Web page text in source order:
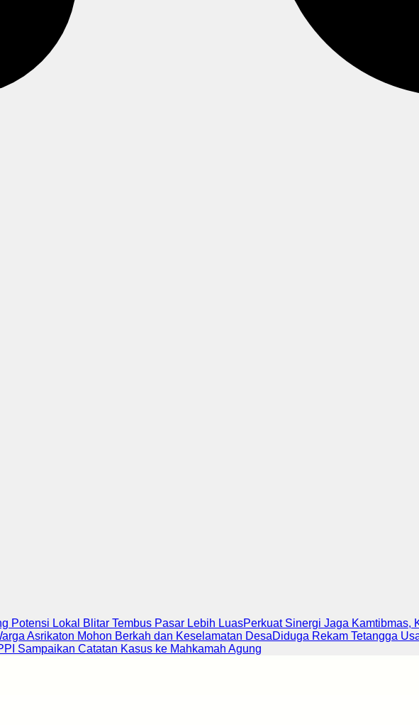
Potensi Lokal Blitar Tembus Pasar Lebih LuasPerkuat Sinergi Jaga Kamtibmas,
Asrikaton Mohon Berkah dan Keselamatan DesaDiduga Rekam Tetangga
Sampaikan Catatan Kasus ke Mahkamah Agung